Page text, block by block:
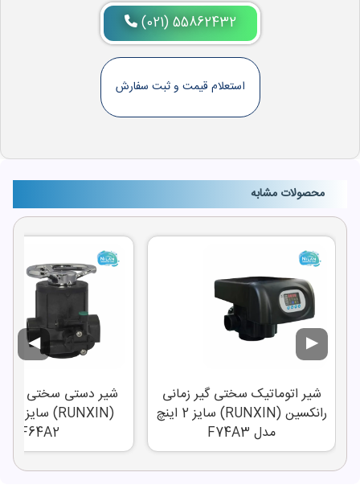
(021) 55862432
استعلام قیمت و ثبت سفارش
محصولات مشابه
شیر اتوماتیک سختی گیر زمانی
رانکسین (RUNXIN) سایز 2 اینچ
مدل F74A3
شیر دستی سختی گیر
F64A2
▶
◀